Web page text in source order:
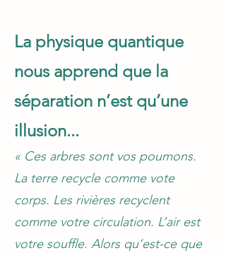
La physique quantique
nous apprend que la
séparation n’est qu’une
illusion...
« Ces arbres sont vos poumons.
La terre recycle comme vote
corps. Les rivières recyclent
comme votre circulation. L’air est
votre souffle. Alors qu’est-ce que